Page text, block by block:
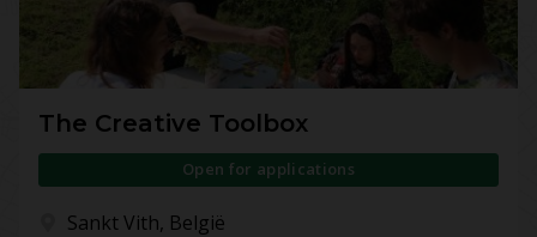
The Creative Toolbox
Open for applications
Sankt Vith, België